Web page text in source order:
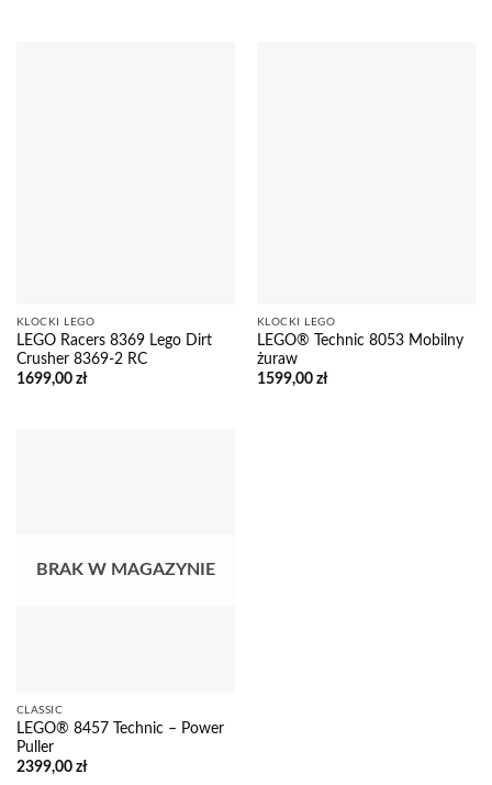
KLOCKI LEGO
LEGO Racers 8369 Lego Dirt
Crusher 8369-2 RC
1699,00 zł
KLOCKI LEGO
LEGO® Technic 8053 Mobilny
żuraw
1599,00 zł
BRAK W MAGAZYNIE
CLASSIC
LEGO® 8457 Technic – Power
Puller
2399,00 zł